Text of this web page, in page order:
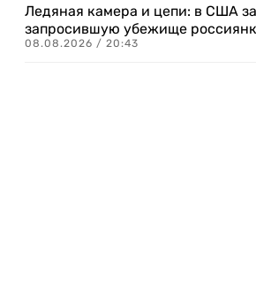
Ледяная камера и цепи: в США
запросившую убежище
08.08.2026 / 20:43